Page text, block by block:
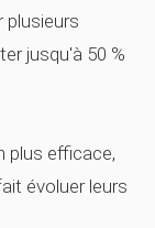
plusieurs
jusqu'à 50 %
plus efficace,
évoluer leurs